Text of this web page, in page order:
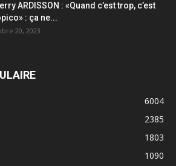
ARDISSON : «Quand c’est trop, c’est
: ça ne...
20, 2023
6004
2385
1803
1090